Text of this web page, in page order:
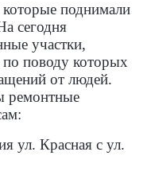
поднимали
сегодня
участки,
поводу которых
от людей.
ремонтные
ул. Красная с ул.